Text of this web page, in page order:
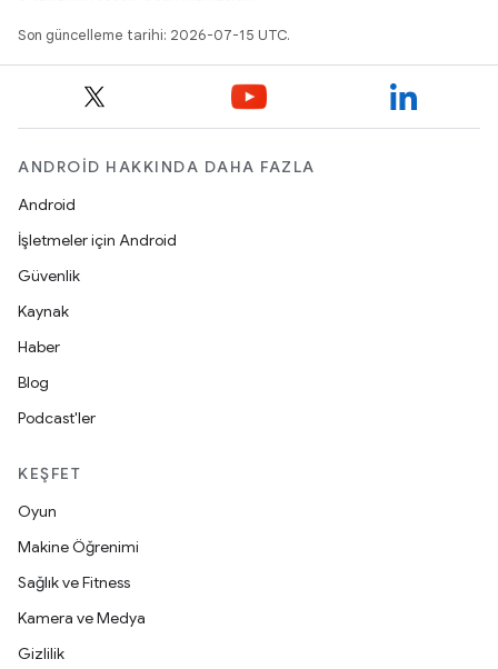
Son güncelleme tarihi: 2026-07-15 UTC.
ANDROID HAKKINDA DAHA FAZLA
Android
İşletmeler için Android
Güvenlik
Kaynak
Haber
Blog
Podcast'ler
KEŞFET
Oyun
Makine Öğrenimi
Sağlık ve Fitness
Kamera ve Medya
Gizlilik